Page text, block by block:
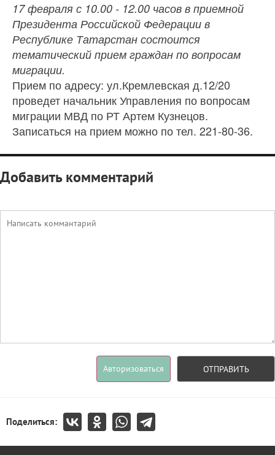
17 февраля с 10.00 - 12.00 часов в приемной
Президента Российской Федерации в
Республике Татарстан состоится
тематический прием граждан по вопросам
миграции.
Прием по адресу: ул.Кремлевская д.12/20
проведет начальник Управления по вопросам
миграции МВД по РТ Артем Кузнецов.
Записаться на прием можно по тел. 221-80-36.
Добавить комментарий
Авторизоваться ОТПРАВИТЬ
Поделиться: